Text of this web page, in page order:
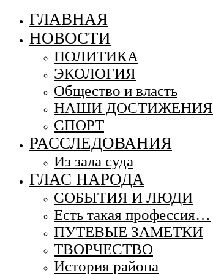
ГЛАВНАЯ
НОВОСТИ
ПОЛИТИКА
ЭКОЛОГИЯ
Общество и власть
НАШИ ДОСТИЖЕНИЯ
СПОРТ
РАССЛЕДОВАНИЯ
Из зала суда
ГЛАС НАРОДА
СОБЫТИЯ И ЛЮДИ
Есть такая профессия…
ПУТЕВЫЕ ЗАМЕТКИ
ТВОРЧЕСТВО
История района